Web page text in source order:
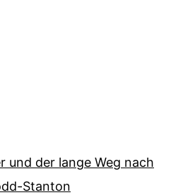
und der lange Weg nach
Stanton